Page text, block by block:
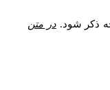
ذکر شود. در متن